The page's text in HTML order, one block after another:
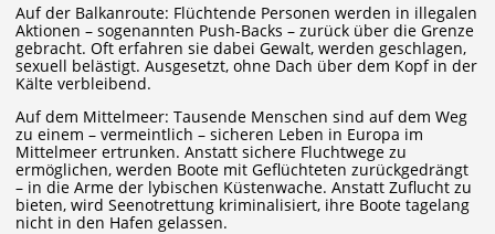
Auf der Balkanroute: Flüchtende Personen werden in illegalen
Aktionen – sogenannten Push-Backs – zurück über die Grenze
gebracht. Oft erfahren sie dabei Gewalt, werden geschlagen,
sexuell belästigt. Ausgesetzt, ohne Dach über dem Kopf in der
Kälte verbleibend.
Auf dem Mittelmeer: Tausende Menschen sind auf dem Weg
zu einem – vermeintlich – sicheren Leben in Europa im
Mittelmeer ertrunken. Anstatt sichere Fluchtwege zu
ermöglichen, werden Boote mit Geflüchteten zurückgedrängt
– in die Arme der lybischen Küstenwache. Anstatt Zuflucht zu
bieten, wird Seenotrettung kriminalisiert, ihre Boote tagelang
nicht in den Hafen gelassen.